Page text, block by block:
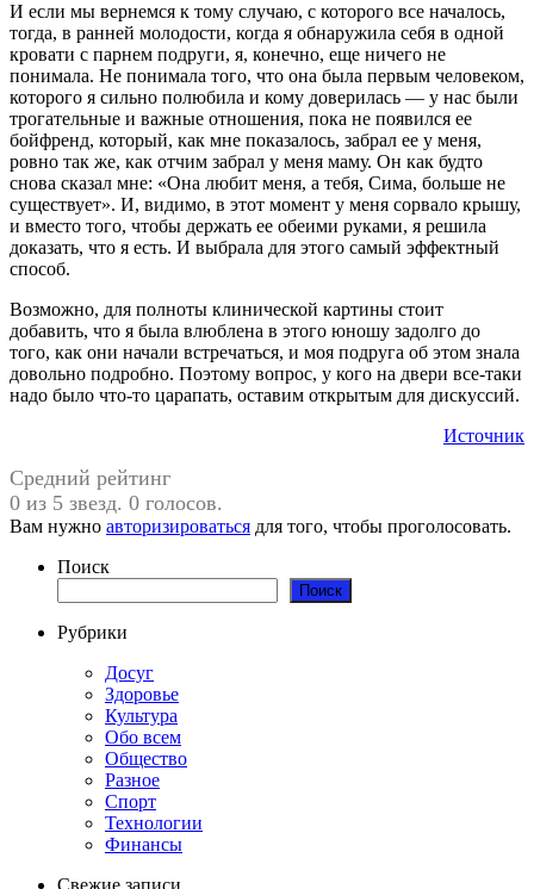
И если мы вернемся к тому случаю, с которого все началось,
тогда, в ранней молодости, когда я обнаружила себя в одной
кровати с парнем подруги, я, конечно, еще ничего не
понимала. Не понимала того, что она была первым человеком,
которого я сильно полюбила и кому доверилась — у нас были
трогательные и важные отношения, пока не появился ее
бойфренд, который, как мне показалось, забрал ее у меня,
ровно так же, как отчим забрал у меня маму. Он как будто
снова сказал мне: «Она любит меня, а тебя, Сима, больше не
существует». И, видимо, в этот момент у меня сорвало крышу,
и вместо того, чтобы держать ее обеими руками, я решила
доказать, что я есть. И выбрала для этого самый эффектный
способ.
Возможно, для полноты клинической картины стоит
добавить, что я была влюблена в этого юношу задолго до
того, как они начали встречаться, и моя подруга об этом знала
довольно подробно. Поэтому вопрос, у кого на двери все-таки
надо было что-то царапать, оставим открытым для дискуссий.
Источник
Средний рейтинг
0 из 5 звезд. 0 голосов.
Вам нужно авторизироваться для того, чтобы проголосовать.
Поиск
Поиск
Рубрики
Досуг
Здоровье
Культура
Обо всем
Общество
Разное
Спорт
Технологии
Финансы